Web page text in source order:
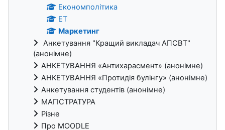
Економполітика
ЕТ
Маркетинг
Анкетування "Кращий викладач АПСВТ"
(анонімне)
АНКЕТУВАННЯ «Антихарасмент» (анонімне)
АНКЕТУВАННЯ «Протидія булінгу» (анонімне)
Анкетування студентів (анонімне)
МАГІСТРАТУРА
Різне
Про MOODLE